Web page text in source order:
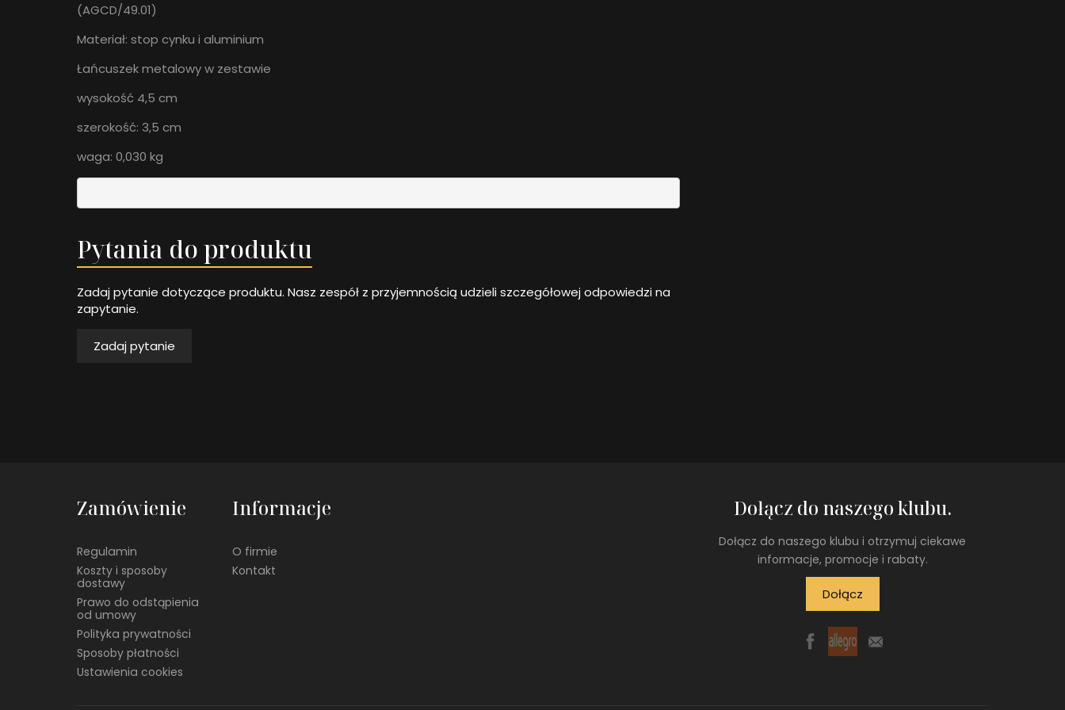
(AGCD/49.01)
Materiał: stop cynku i aluminium
Łańcuszek metalowy w zestawie
wysokość 4,5 cm
szerokość: 3,5 cm
waga: 0,030 kg
Pytania do produktu
Zadaj pytanie dotyczące produktu. Nasz zespół z przyjemnością udzieli szczegółowej odpowiedzi na
zapytanie.
Zadaj pytanie
Zamówienie
Regulamin
Koszty i sposoby
dostawy
Prawo do odstąpienia
od umowy
Polityka prywatności
Sposoby płatności
Ustawienia cookies
Informacje
O firmie
Kontakt
Dołącz do naszego klubu.
Dołącz do naszego klubu i otrzymuj ciekawe
informacje, promocje i rabaty.
Dołącz